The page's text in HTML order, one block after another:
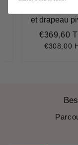
et drapeau
Prix
régulier
€369,60
€308,00